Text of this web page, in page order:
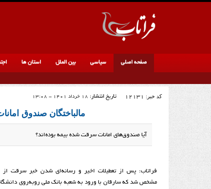
صفحه اصلی سیاسی بین الملل استان ها
کد خبر: 12131 تاریخ انتشار: 18 خرداد 1401 - 13:08
مالباختگان صندوق
آیا صندوق‌های امانات سرقت شده بیمه بوده‌اند؟
فراتاب: پس از تعطیلات اخیر و رسانه‌ای شدن خبر سرقت از